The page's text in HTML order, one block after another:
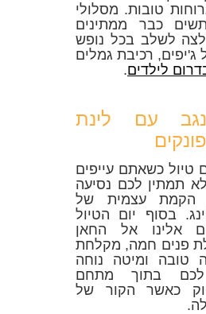
טובות. מסלולי
כבר ממתינים
לשלב בכל נופש
ג'יפים, רכיבת גמלים
לילדים.
עם לינת
טיול כשאתם עייפים
תמתין לכם נסיעה
הקמת עצמית של
בסוף יום הטיול
אלינו אל החאן
פנים חמה, מקלחת
טובה ומיטה נוחה
לכם בתוך מתחם
כאשר הקור של